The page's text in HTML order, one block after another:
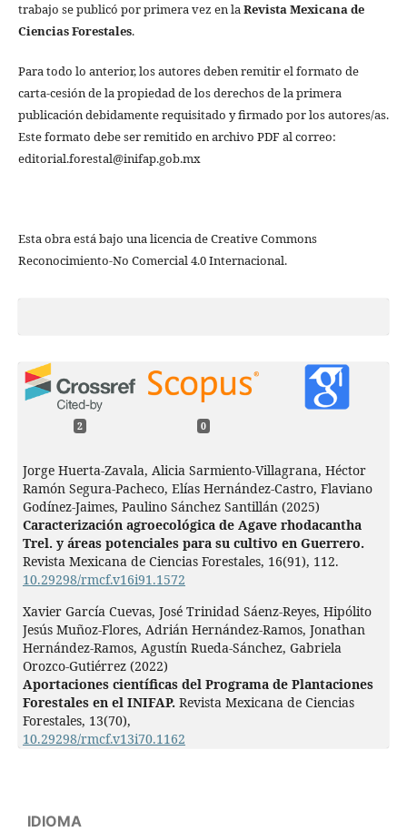
trabajo se publicó por primera vez en laRevista Mexicana de
Ciencias Forestales.
Para todo lo anterior, los autores deben remitir el formato de
carta-cesión de la propiedad de los derechos de la primera
publicación debidamente requisitado y firmado por los autores/as.
Este formato debe ser remitido en archivo PDF al correo:
editorial.forestal@inifap.gob.mx
Esta obra está bajo una licencia de Creative Commons
Reconocimiento-No Comercial 4.0 Internacional.
2 0
Jorge Huerta-Zavala, Alicia Sarmiento-Villagrana, Héctor
Ramón Segura-Pacheco, Elías Hernández-Castro, Flaviano
Godínez-Jaimes, Paulino Sánchez Santillán (2025)
Caracterización agroecológica de Agave rhodacantha
Trel. y áreas potenciales para su cultivo en Guerrero.
Revista Mexicana de Ciencias Forestales, 16(91), 112.
10.29298/rmcf.v16i91.1572
Xavier García Cuevas, José Trinidad Sáenz-Reyes, Hipólito
Jesús Muñoz-Flores, Adrián Hernández-Ramos, Jonathan
Hernández-Ramos, Agustín Rueda-Sánchez, Gabriela
Orozco-Gutiérrez (2022)
Aportaciones científicas del Programa de Plantaciones
Forestales en el INIFAP. Revista Mexicana de Ciencias
Forestales, 13(70),
10.29298/rmcf.v13i70.1162
IDIOMA